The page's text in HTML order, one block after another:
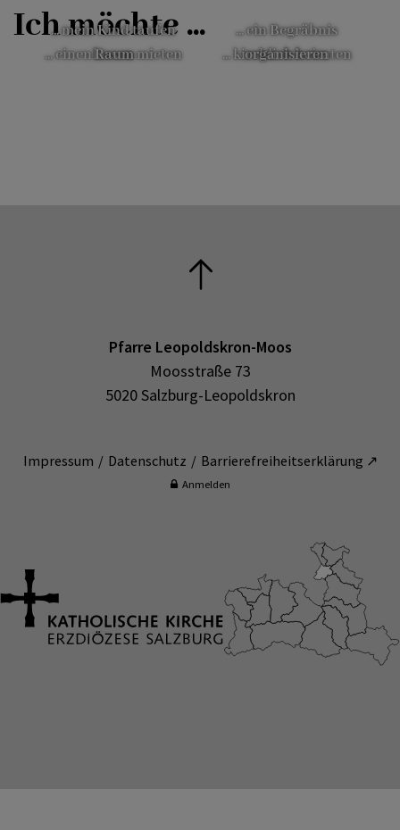
Ich möchte ...
... mein Kind taufen
lassen
... kirchlich heiraten
... einen Raum mieten
... ein Begräbnis
organisieren
Pfarre Leopoldskron-Moos
Moosstraße 73
5020 Salzburg-Leopoldskron
Impressum Datenschutz Barrierefreiheitserklärung ↗
Anmelden